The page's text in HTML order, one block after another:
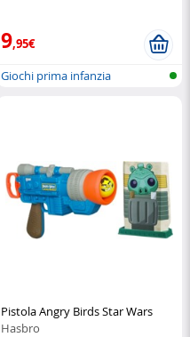
9,95€
Giochi prima infanzia
Pistola Angry Birds Star Wars
Hasbro